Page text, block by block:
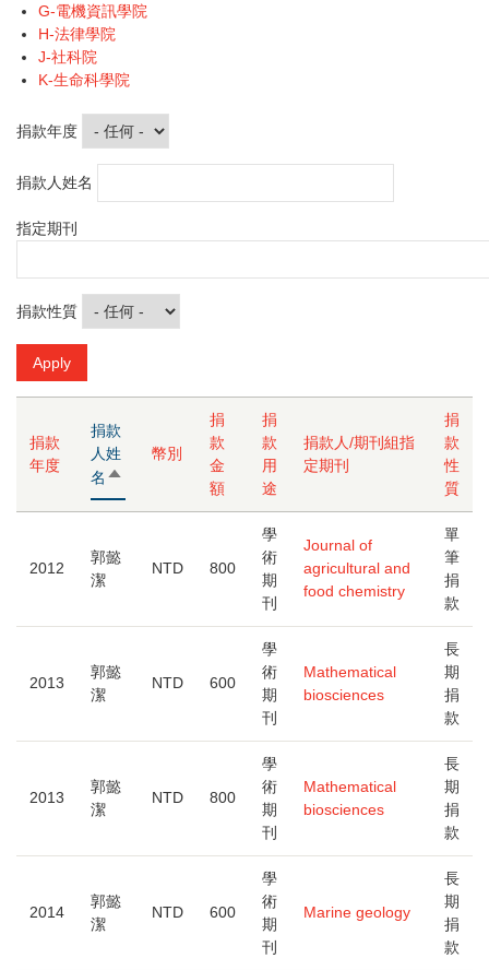
G-電機資訊學院
H-法律學院
J-社科院
K-生命科學院
捐款年度
捐款人姓名
指定期刊
捐款性質
捐款
年度
捐款
人姓
名 由
大
幣別
捐
款
金
額
捐
款
用
途
捐款人/期刊組指
定期刊
捐
款
性
質
2012
郭懿
潔
NTD 800
學
術
期
刊
Journal of
agricultural and
food chemistry
單
筆
捐
款
2013
郭懿
潔
NTD 600
學
術
期
刊
Mathematical
biosciences
長
期
捐
款
2013
郭懿
潔
NTD 800
學
術
期
刊
Mathematical
biosciences
長
期
捐
款
2014
郭懿
潔
NTD 600
學
術
期
刊
Marine geology
長
期
捐
款